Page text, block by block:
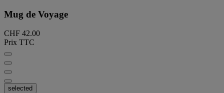
Mug de Voyage
CHF 42.00
Prix TTC
selected